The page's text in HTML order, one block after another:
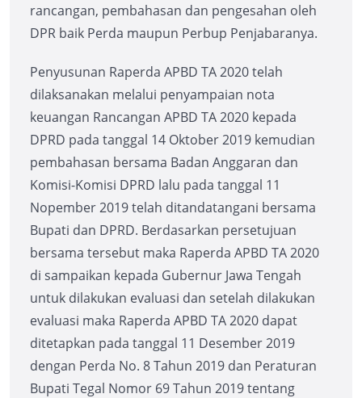
rancangan, pembahasan dan pengesahan oleh
DPR baik Perda maupun Perbup Penjabaranya.
Penyusunan Raperda APBD TA 2020 telah
dilaksanakan melalui penyampaian nota
keuangan Rancangan APBD TA 2020 kepada
DPRD pada tanggal 14 Oktober 2019 kemudian
pembahasan bersama Badan Anggaran dan
Komisi-Komisi DPRD lalu pada tanggal 11
Nopember 2019 telah ditandatangani bersama
Bupati dan DPRD. Berdasarkan persetujuan
bersama tersebut maka Raperda APBD TA 2020
di sampaikan kepada Gubernur Jawa Tengah
untuk dilakukan evaluasi dan setelah dilakukan
evaluasi maka Raperda APBD TA 2020 dapat
ditetapkan pada tanggal 11 Desember 2019
dengan Perda No. 8 Tahun 2019 dan Peraturan
Bupati Tegal Nomor 69 Tahun 2019 tentang